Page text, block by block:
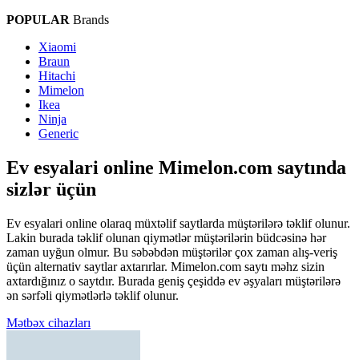
POPULAR Brands
Xiaomi
Braun
Hitachi
Mimelon
Ikea
Ninja
Generic
Ev esyalari online Mimelon.com saytında
sizlər üçün
Ev esyalari online olaraq müxtəlif saytlarda müştərilərə təklif olunur.
Lakin burada təklif olunan qiymətlər müştərilərin büdcəsinə hər
zaman uyğun olmur. Bu səbəbdən müştərilər çox zaman alış-veriş
üçün alternativ saytlar axtarırlar. Mimelon.com saytı məhz sizin
axtardığınız o saytdır. Burada geniş çeşiddə ev əşyaları müştərilərə
ən sərfəli qiymətlərlə təklif olunur.
Mətbəx cihazları